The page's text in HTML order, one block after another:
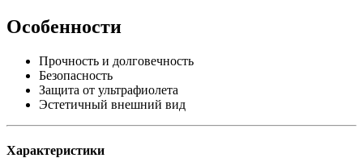
Особенности
Прочность и долговечность
Безопасность
Защита от ультрафиолета
Эстетичный внешний вид
Характеристики